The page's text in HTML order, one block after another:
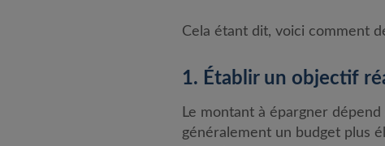
Cela étant dit, voici comment
1. Établir un objectif
Le montant à épargner
généralement un budget plus